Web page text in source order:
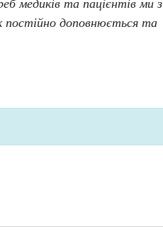
постійно доповнюється та